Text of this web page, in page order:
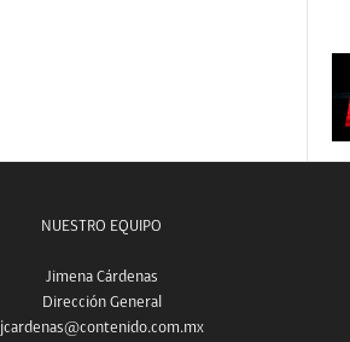
NUESTRO EQUIPO
Jimena Cárdenas
Dirección General
jcardenas@contenido.com.mx